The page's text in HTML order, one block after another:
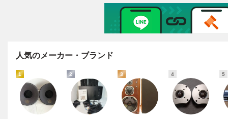
人気のメーカー・ブランド
1 2 3 4 5